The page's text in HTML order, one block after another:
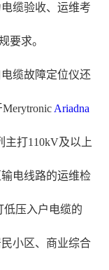
缆验收、运维考
要求。
缆故障定位仪还
Ariadna
主打110kV及以上
电线路的运维检
低压入户电缆的
小区、商业综合